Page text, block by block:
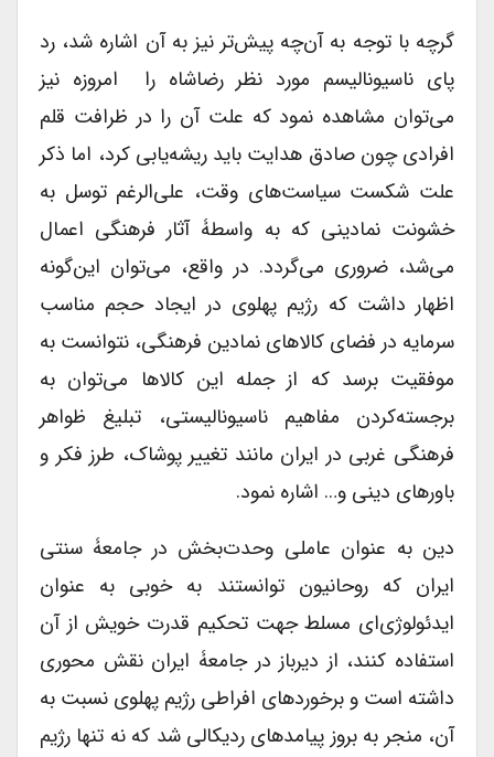
گرچه با توجه به آن‌چه پیش‌تر نیز به آن اشاره شد، رد
پای ناسیونالیسم مورد نظر رضاشاه را امروزه نیز
می‌توان مشاهده نمود که علت آن را در ظرافت قلم
افرادی چون صادق هدایت باید ریشه‌یابی کرد، اما ذکر
علت شکست سیاست‌های وقت، علی‌الرغم توسل به
خشونت نمادینی که به واسطۀ آثار فرهنگی اعمال
می‌شد، ضروری می‌گردد. در واقع، می‌توان این‌گونه
اظهار داشت که رژیم پهلوی در ایجاد حجم مناسب
سرمایه در فضای کالاهای نمادین فرهنگی، نتوانست به
موفقیت برسد که از جمله این کالاها می‌توان به
برجسته‌کردن مفاهیم ناسیونالیستی، تبلیغ ظواهر
فرهنگی غربی در ایران مانند تغییر پوشاک، طرز فکر و
باورهای دینی و… اشاره نمود.
دین به عنوان عاملی وحدت‌بخش در جامعۀ سنتی
ایران که روحانیون توانستند به خوبی به عنوان
ایدئولوژی‌ای مسلط جهت تحکیم قدرت خویش از آن
استفاده کنند، از دیرباز در جامعۀ ایران نقش محوری
داشته است و برخوردهای افراطی رژیم پهلوی نسبت به
آن، منجر به بروز پیامد‌های ردیکالی شد که نه تنها رژیم